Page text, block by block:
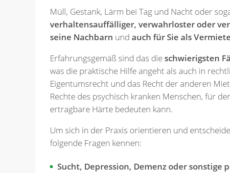
Müll, Gestank, Lärm bei Tag und Nacht oder
verhaltensauffälliger, verwahrloster oder
seine Nachbarn und auch für Sie als
Erfahrungsgemäß sind das dieschwierigsten
was die praktische Hilfe angeht als auch in
Eigentumsrecht und das Recht der anderen
Rechte des psychisch kranken Menschen, für
ertragbare Härte bedeuten kann.
Um sich in der Praxis orientieren und
folgende Fragen kennen:
Sucht, Depression, Demenz oder sonstige